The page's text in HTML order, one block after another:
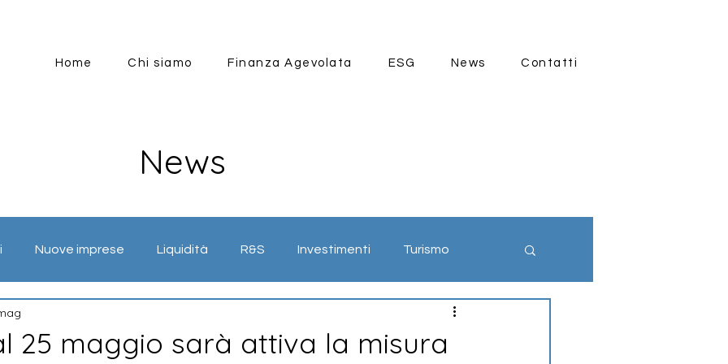
Home Chi siamo Finanza Agevolata ESG News Contatti
News
Nuove imprese Liquidità R&S Investimenti Turismo
25 maggio sarà attiva la misura